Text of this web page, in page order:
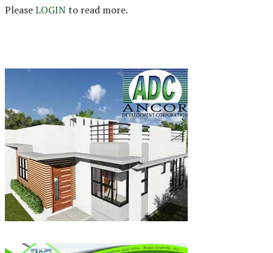
PleaseLOGINto read more.